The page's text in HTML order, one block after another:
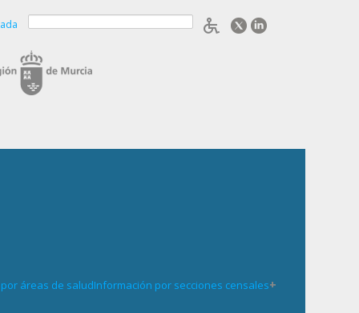
áreas de saludInformación por secciones censales+